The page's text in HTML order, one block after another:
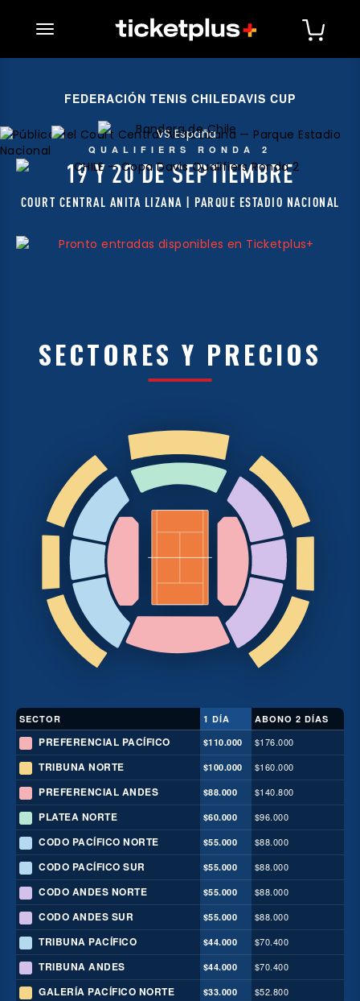
desplegar navegación
FEDERACIÓN TENIS CHILEDAVIS CUP
QUALIFIERS RONDA 2
19 Y 20 DE SEPTIEMBRE
COURT CENTRAL ANITA LIZANA | PARQUE ESTADIO NACIONAL
SECTORES Y PRECIOS
SECTOR 1 DÍA ABONO 2 DÍAS
PREFERENCIAL PACÍFICO $110.000 $176.000
TRIBUNA NORTE $100.000 $160.000
PREFERENCIAL ANDES $88.000 $140.800
PLATEA NORTE $60.000 $96.000
CODO PACÍFICO NORTE $55.000 $88.000
CODO PACÍFICO SUR $55.000 $88.000
CODO ANDES NORTE $55.000 $88.000
CODO ANDES SUR $55.000 $88.000
TRIBUNA PACÍFICO $44.000 $70.400
TRIBUNA ANDES $44.000 $70.400
GALERÍA PACÍFICO NORTE $33.000 $52.800